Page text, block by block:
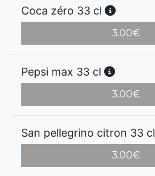
Coca zéro 33 cl
3.00€
Pepsi max 33 cl
3.00€
San pellegrino citron 33 cl
3.00€